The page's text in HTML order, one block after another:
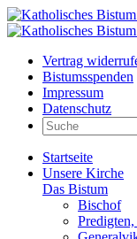
Vertrag
Bistumsspenden
Impressum
Datenschutz
Startseite
Unsere Kirche
Das Bistum
Bischof